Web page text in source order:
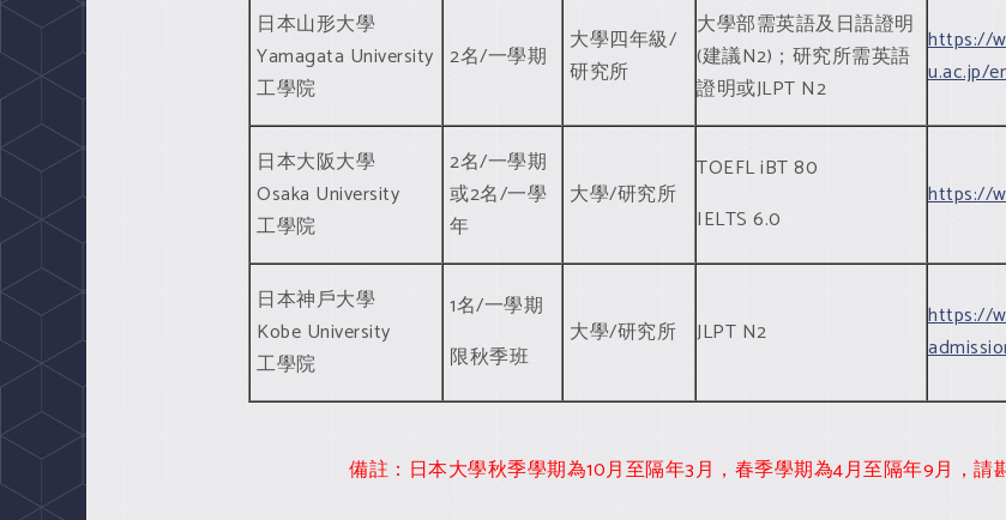
日本山形大學
Yamagata University
工學院
2名/一學期
大學四年級/
研究所
大學部需英語及日語證明
(建議N2)；研究所需英語
證明或JLPT N2
https://
u.ac.jp/
日本大阪大學
Osaka University
工學院
2名/一學期
或2名/一學
年
大學/研究所
TOEFL iBT 80
IELTS 6.0
https://
日本神戶大學
Kobe University
工學院
1名/一學期
限秋季班
大學/研究所 JLPT N2
https://
備註：日本大學秋季學期為10月至隔年3月，春季學期為4月至隔年9月，請